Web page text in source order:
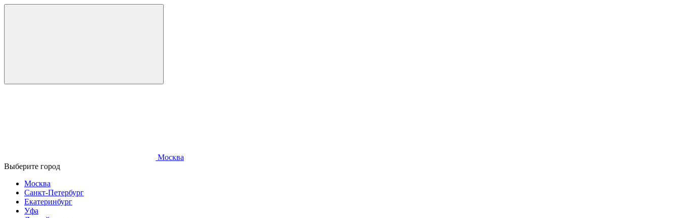
Москва
Выберите город
Москва
Санкт-Петербург
Екатеринбург
Уфа